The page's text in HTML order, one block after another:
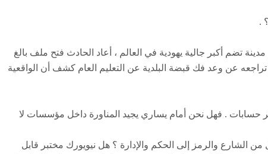
.
تضم أكبر جالية يهودية في العالم ، أعاد الحادث فتح ملف بالغ
عن وعد فك قبضة البلدية عن التعليم العام كشف أن الواقعية
حسابات . فهل نحن أمام يساري يجيد المناورة داخل مؤسسات لا
الشارع والرمز إلى الحكم والإدارة ؟ هل نيويورك مختبر قابل